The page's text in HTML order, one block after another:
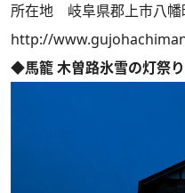
所在地 岐阜県郡上市八幡
http://
◆馬籠 木曽路氷雪の灯祭り